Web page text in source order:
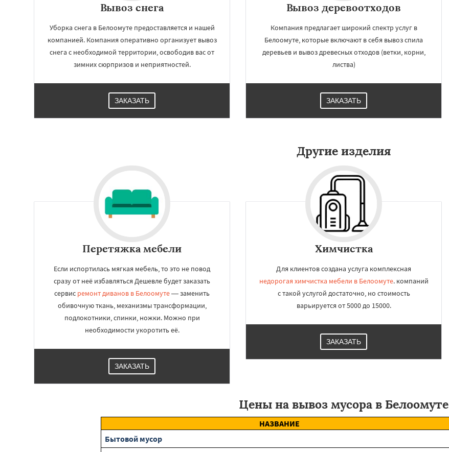
Вывоз снега
Уборка снега в Белоомуте предоставляется и нашей
компанией. Компания оперативно организует вывоз
снега с необходимой территории, освободив вас от
зимних сюрпризов и неприятностей.
ЗАКАЗАТЬ
Вывоз деревоотходов
Компания предлагает широкий спектр услуг в
Белоомуте, которые включают в себя вывоз спила
деревьев и вывоз древесных отходов (ветки, корни,
листва)
ЗАКАЗАТЬ
Другие изделия
Перетяжка мебели
Если испортилась мягкая мебель, то это не повод
сразу от неё избавляться Дешевле будет заказать
сервис ремонт диванов в Белоомуте— заменить
обивочную ткань, механизмы трансформации,
подлокотники, спинки, ножки. Можно при
необходимости укоротить её.
ЗАКАЗАТЬ
Химчистка
Для клиентов создана услуга комплексная
недорогая химчистка мебели в Белоомуте. компаний
с такой услугой достаточно, но стоимость
варьируется от 5000 до 15000.
ЗАКАЗАТЬ
Цены на вывоз мусора в Белоомуте
НАЗВАНИЕ
Бытовой мусор